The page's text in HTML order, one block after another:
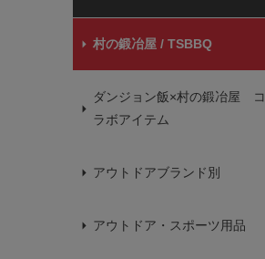
村の鍛冶屋 / TSBBQ
ダンジョン飯×村の鍛冶屋 コ
ラボアイテム
アウトドアブランド別
アウトドア・スポーツ用品